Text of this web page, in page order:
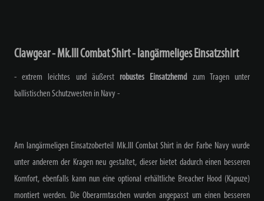
Clawgear - Mk.III Combat Shirt - langärmeliges Einsatzshirt
- extrem leichtes und äußerstrobustes Einsatzhemd zum Tragen unter
ballistischen Schutzwesten in Navy -
Am langärmeligen Einsatzoberteil Mk.III Combat Shirt in der Farbe Navy wurde
unter anderem der Kragen neu gestaltet, dieser bietet dadurch einen besseren
Komfort, ebenfalls kann nun eine optional erhältliche Breacher Hood (Kapuze)
montiert werden. Die Oberarmtaschen wurden angepasst um einen besseren